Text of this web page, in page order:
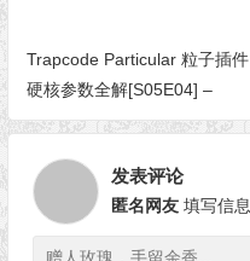
Trapcode Particular 粒子插件
硬核参数全解[S05E04] –
Flocking（植绒/蜂拥）
发表评论
匿名网友 填写信息